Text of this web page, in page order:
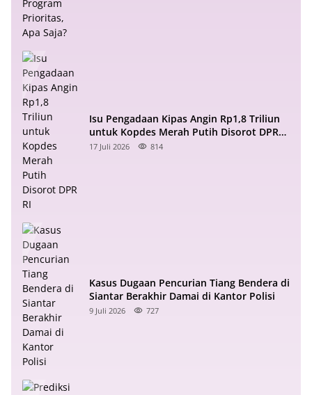
Isu Pengadaan Kipas Angin Rp1,8 Triliun
untuk Kopdes Merah Putih Disorot DPR
RI
17 Juli 2026 814
Kasus Dugaan Pencurian Tiang Bendera di
Siantar Berakhir Damai di Kantor Polisi
9 Juli 2026 727